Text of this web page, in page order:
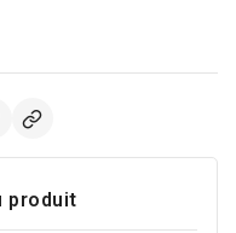
produit